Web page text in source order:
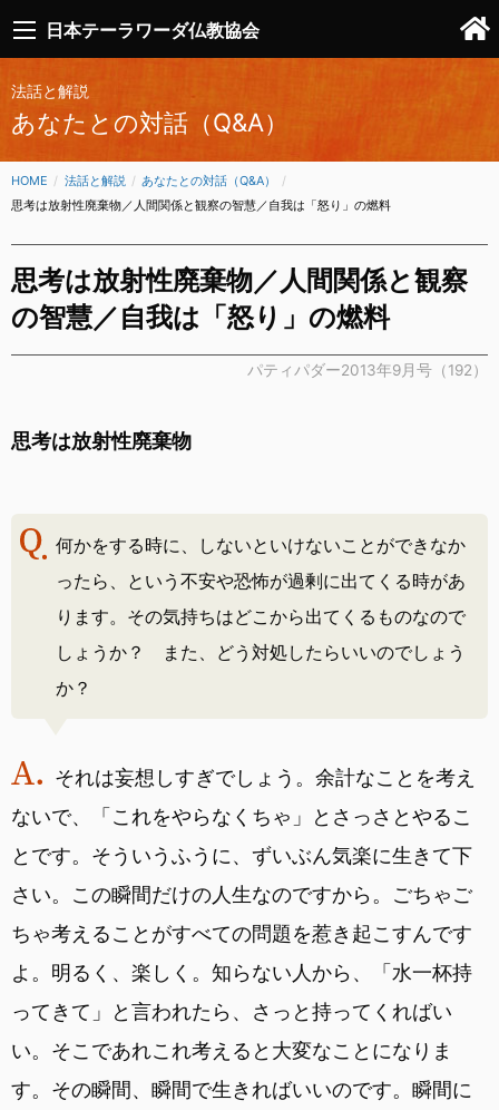
日本テーラワーダ仏教協会
法話と解説
あなたとの対話（Q&A）
HOME 法話と解説
あなたとの対話（Q&A）
CURRENT:
思考は放射性廃棄物／人間関係と観察の智慧／自我は「怒り」の燃料
思考は放射性廃棄物／人間関係と観察
の智慧／自我は「怒り」の燃料
パティパダー2013年9月号（192）
思考は放射性廃棄物
何かをする時に、しないといけないことができなか
ったら、という不安や恐怖が過剰に出てくる時があ
ります。その気持ちはどこから出てくるものなので
しょうか？ また、どう対処したらいいのでしょう
か？
それは妄想しすぎでしょう。余計なことを考え
ないで、「これをやらなくちゃ」とさっさとやるこ
とです。そういうふうに、ずいぶん気楽に生きて下
さい。この瞬間だけの人生なのですから。ごちゃご
ちゃ考えることがすべての問題を惹き起こすんです
よ。明るく、楽しく。知らない人から、「水一杯持
ってきて」と言われたら、さっと持ってくればい
い。そこであれこれ考えると大変なことになりま
す。その瞬間、瞬間で生きればいいのです。瞬間に